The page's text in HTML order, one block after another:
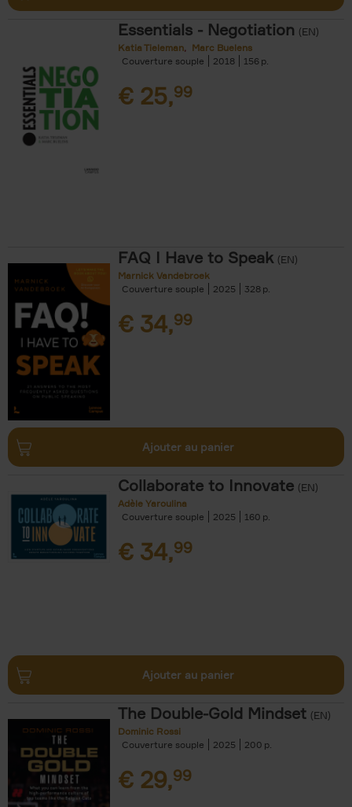
Essentials - Negotiation (EN)
Katia Tieleman
Marc Buelens
Couverture souple
2018 156
€ 25,99
FAQ I Have to Speak (EN)
Marnick Vandebroek
Couverture souple
2025 328
€ 34,99
Ajouter au panier
Collaborate to Innovate (EN)
Adèle Yaroulina
Couverture souple
2025 160
€ 34,99
Ajouter au panier
The Double-Gold Mindset (EN)
Dominic Rossi
Couverture souple
2025 200
€ 29,99